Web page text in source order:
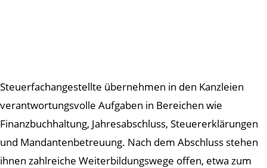
Steuerfachangestellte übernehmen in den Kanzleien
verantwortungsvolle Aufgaben in Bereichen wie
Finanzbuchhaltung, Jahresabschluss, Steuererklärungen
und Mandantenbetreuung. Nach dem Abschluss stehen
ihnen zahlreiche Weiterbildungswege offen, etwa zum